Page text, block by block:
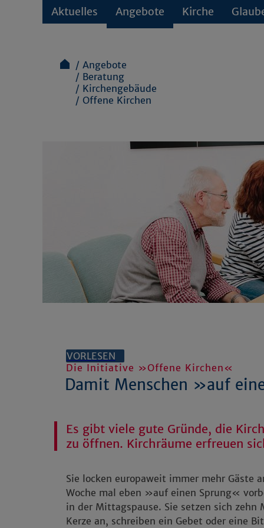
Aktuelles Angebote Kirche
Angebote
Beratung
Kirchengebäude
Offene Kirchen
VORLESEN
Die Initiative »Offene Kirchen«
Damit Menschen »auf
Es gibt viele gute Gründe, die
zu öffnen. Kirchräume erfreuen
Sie locken europaweit immer mehr Gäste
Woche mal eben »auf einen Sprung«
in der Mittagspause. Sie setzen sich
Kerze an, schreiben ein Gebet oder eine